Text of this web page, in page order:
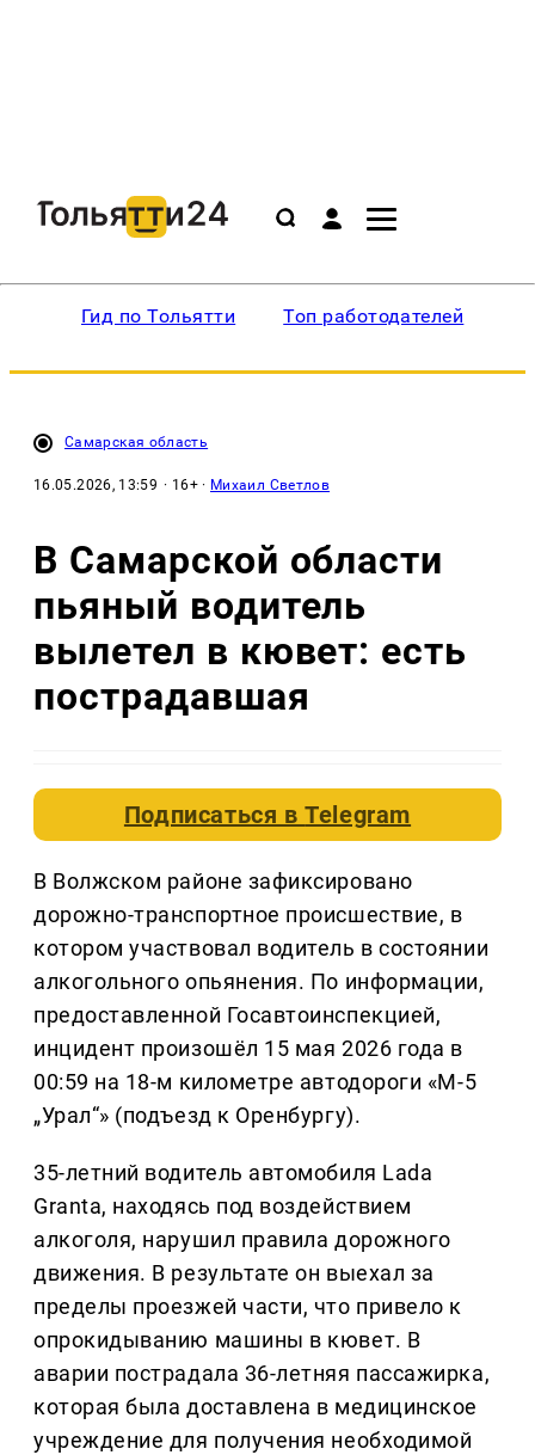
Гид по Тольятти Топ работодателей
Самарская область
16.05.2026, 13:59 · 16+ · Михаил Светлов
В Самарской области
пьяный водитель
вылетел в кювет: есть
пострадавшая
Подписаться вTelegram
В Волжском районе зафиксировано
дорожно-транспортное происшествие, в
котором участвовал водитель в состоянии
алкогольного опьянения. По информации,
предоставленной Госавтоинспекцией,
инцидент произошёл 15 мая 2026 года в
00:59 на 18-м километре автодороги «М-5
„Урал“» (подъезд к Оренбургу).
35-летний водитель автомобиля Lada
Granta, находясь под воздействием
алкоголя, нарушил правила дорожного
движения. В результате он выехал за
пределы проезжей части, что привело к
опрокидыванию машины в кювет. В
аварии пострадала 36-летняя пассажирка,
которая была доставлена в медицинское
учреждение для получения необходимой